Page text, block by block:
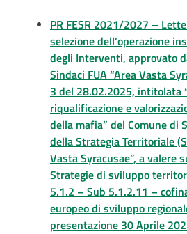
PR FESR 2021/2027 –
selezione dell’operazione
degli Interventi, approvato
Sindaci FUA “Area Vasta
3 del 28.02.2025, intitolata
riqualificazione e
della mafia” del Comune di
della Strategia Territoriale
Vasta Syracusae”, a valere
Strategie di sviluppo
5.1.2 – Sub 5.1.2.11 –
europeo di sviluppo
presentazione 30 Aprile